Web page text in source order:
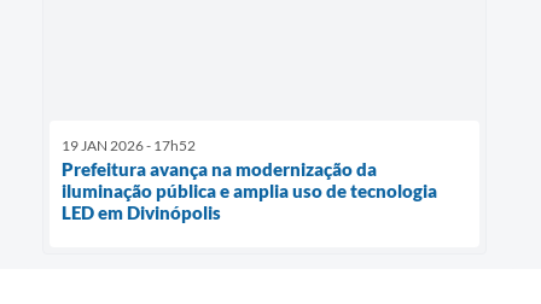
19 JAN 2026 - 17h52
Prefeitura avança na modernização da
iluminação pública e amplia uso de tecnologia
LED em Divinópolis